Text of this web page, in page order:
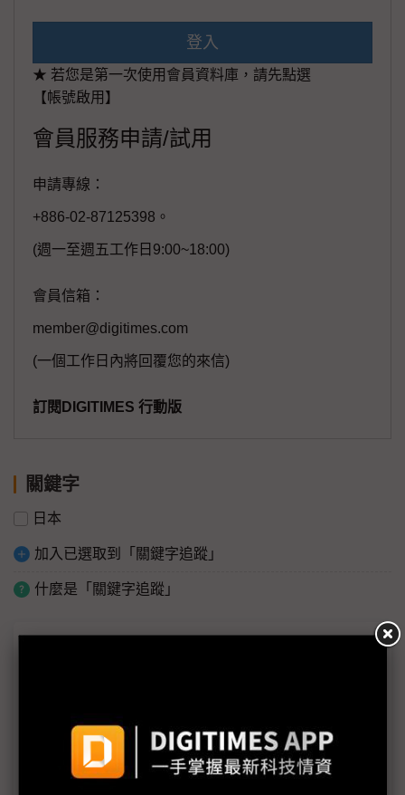
登入
★ 若您是第一次使用會員資料庫，請先點選
【帳號啟用】
會員服務申請/試用
申請專線：
+886-02-87125398。
(週一至週五工作日9:00~18:00)
會員信箱：
member@digitimes.com
(一個工作日內將回覆您的來信)
訂閱DIGITIMES 行動版
關鍵字
日本
加入已選取到「關鍵字追蹤」
什麼是「關鍵字追蹤」
WHO和IAEA掛保證：日本核災並未惡化